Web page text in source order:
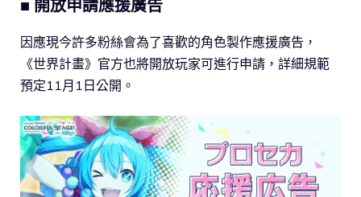
■ 開放申請應援廣告
因應現今許多粉絲會為了喜歡的角色製作應援廣告，
《世界計畫》官方也將開放玩家可進行申請，詳細規範
預定11月1日公開。